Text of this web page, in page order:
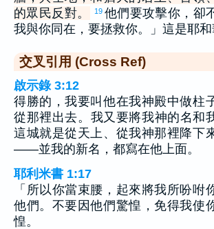
的眾民反對。
19 他們要攻擊你，卻
我與你同在，要拯救你。」這是耶和
交叉引用 (Cross Ref)
啟示錄 3:12
得勝的，我要叫他在我神殿中做柱
從那裡出去。我又要將我神的名
這城就是從天上、從我神那裡降下
——並我的新名，都寫在他上面。
耶利米書 1:17
「所以你當束腰，起來將我所吩咐
他們。不要因他們驚惶，免得我使
惶。